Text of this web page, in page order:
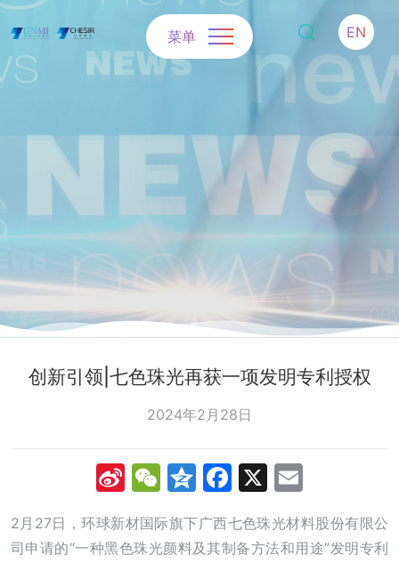
EN
菜单
创新引领|七色珠光再获一项发明专利授权
2024年2月28日
SinaWeChat
Qzone
Facebook
X
2月27日，环球新材国际旗下广西七色珠光材料股份有限公
司申请的“一种黑色珠光颜料及其制备方法和用途”发明专利